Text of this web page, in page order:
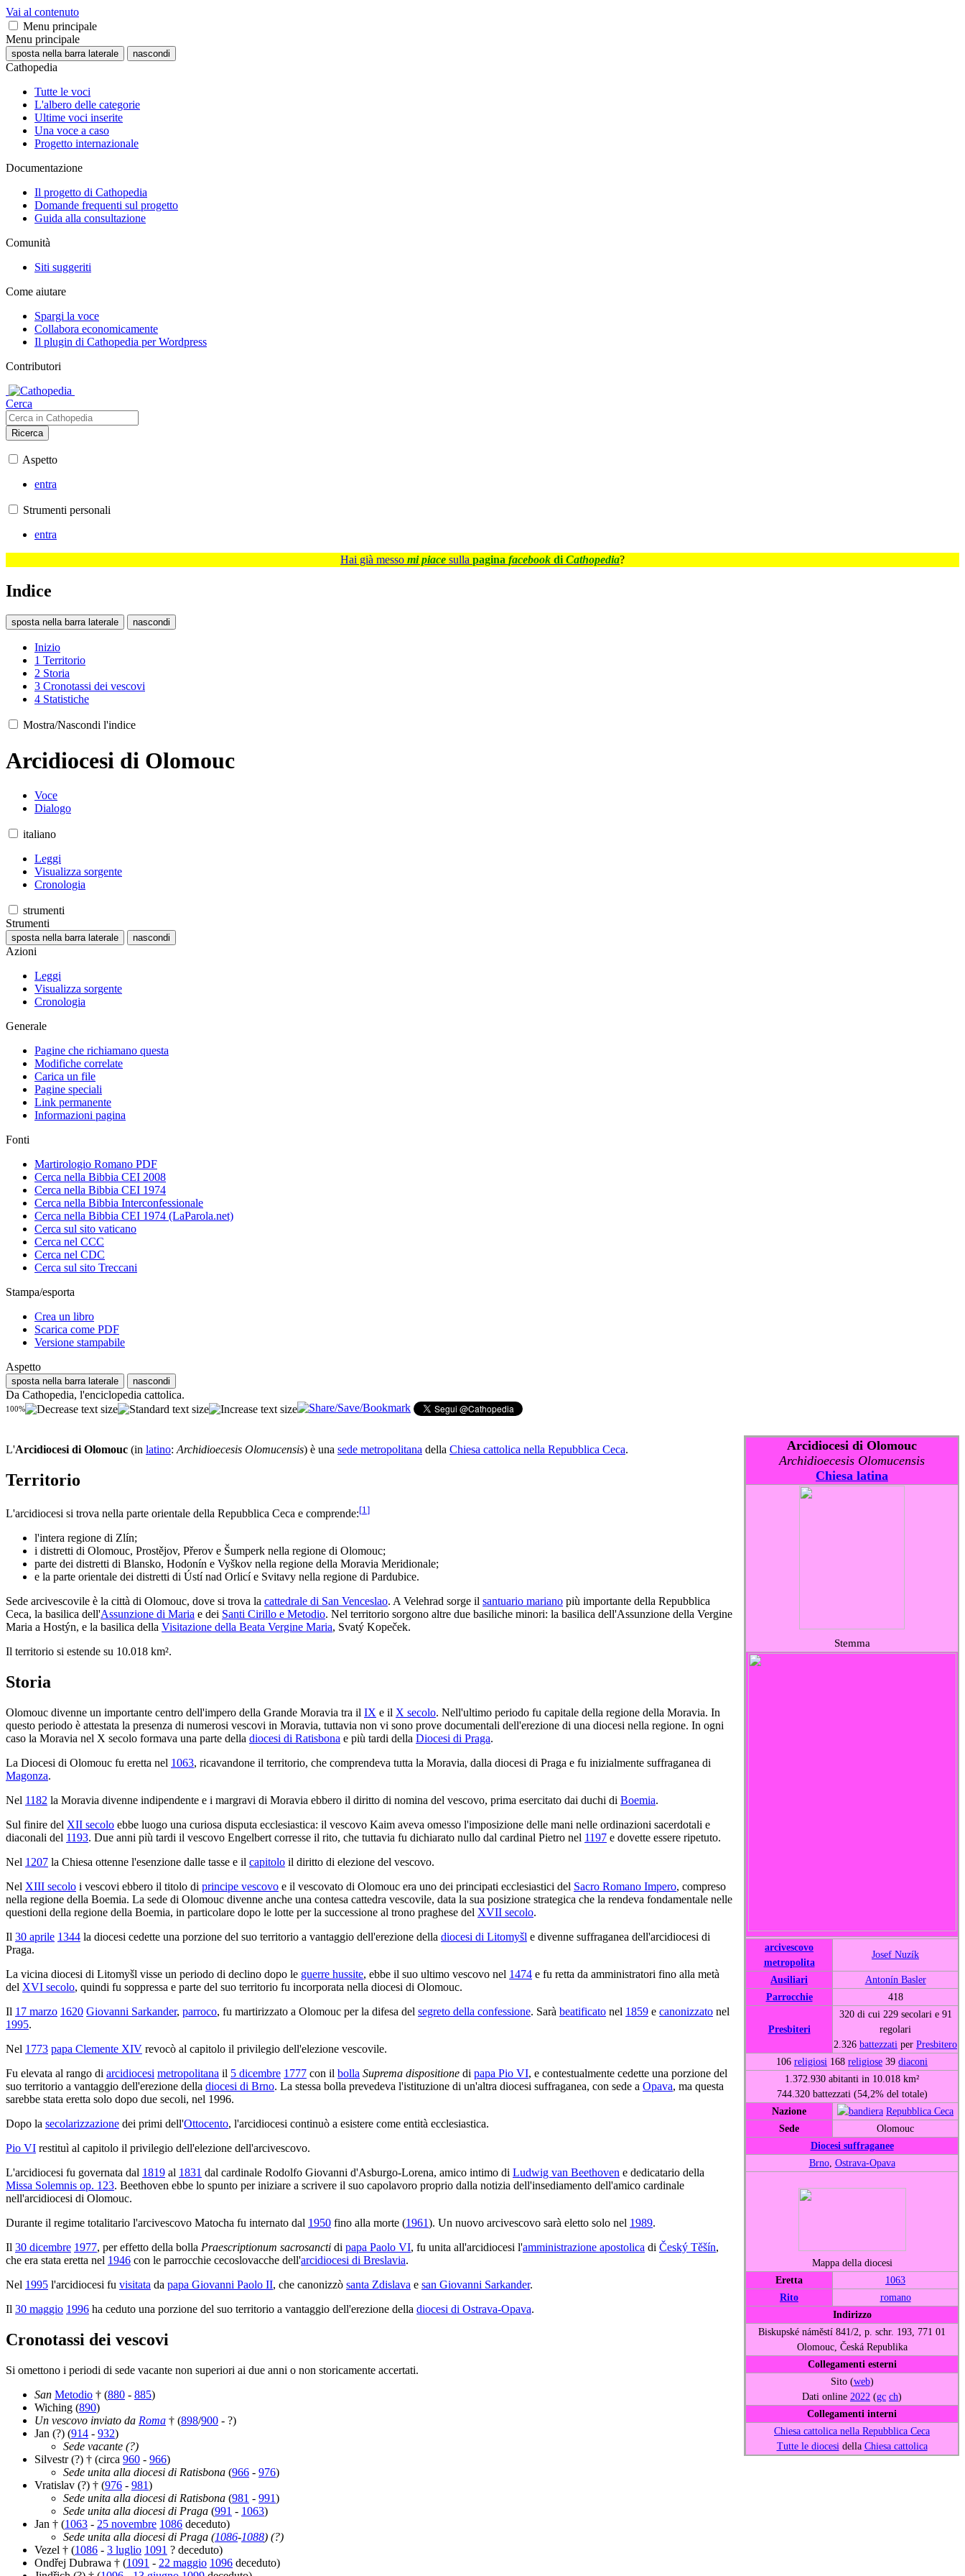
Vai al contenuto
Menu principale
Menu principale
sposta nella barra laterale nascondi
Cathopedia
Tutte le voci
L'albero delle categorie
Ultime voci inserite
Una voce a caso
Progetto internazionale
Documentazione
Il progetto di Cathopedia
Domande frequenti sul progetto
Guida alla consultazione
Comunità
Siti suggeriti
Come aiutare
Spargi la voce
Collabora economicamente
Il plugin di Cathopedia per Wordpress
Contributori
Cerca
Ricerca
Aspetto
entra
Strumenti personali
entra
Hai già messo mi piace sulla pagina facebook di Cathopedia?
Indice
sposta nella barra laterale nascondi
Inizio
1 Territorio
2 Storia
3 Cronotassi dei vescovi
4 Statistiche
Mostra/Nascondi l'indice
Arcidiocesi di Olomouc
Voce
Dialogo
italiano
Leggi
Visualizza sorgente
Cronologia
strumenti
Strumenti
sposta nella barra laterale nascondi
Azioni
Leggi
Visualizza sorgente
Cronologia
Generale
Pagine che richiamano questa
Modifiche correlate
Carica un file
Pagine speciali
Link permanente
Informazioni pagina
Fonti
Martirologio Romano PDF
Cerca nella Bibbia CEI 2008
Cerca nella Bibbia CEI 1974
Cerca nella Bibbia Interconfessionale
Cerca nella Bibbia CEI 1974 (LaParola.net)
Cerca sul sito vaticano
Cerca nel CCC
Cerca nel CDC
Cerca sul sito Treccani
Stampa/esporta
Crea un libro
Scarica come PDF
Versione stampabile
Aspetto
sposta nella barra laterale nascondi
Da Cathopedia, l'enciclopedia cattolica.
100%
Arcidiocesi di Olomouc
Archidioecesis Olomucensis
Chiesa latina
Stemma
arcivescovo
metropolita
Josef Nuzík
Ausiliari
Antonín Basler
Parrocchie
418
Presbiteri
320 di cui 229 secolari e 91
regolari
2.326 battezzati per Presbitero
106 religiosi 168 religiose 39 diaconi
1.372.930 abitanti in 10.018 km²
744.320 battezzati (54,2% del totale)
Nazione
Repubblica Ceca
Sede
Olomouc
Diocesi suffraganee
Brno, Ostrava-Opava
Mappa della diocesi
Eretta
1063
Rito
romano
Indirizzo
Biskupské náměstí 841/2, p. schr. 193, 771 01
Olomouc, Česká Republika
Collegamenti esterni
Sito (web)
Dati online 2022 (gc ch)
Collegamenti interni
Chiesa cattolica nella Repubblica Ceca
Tutte le diocesidella Chiesa cattolica
L'Arcidiocesi di Olomouc (in latino: Archidioecesis Olomucensis) è una sede metropolitana della Chiesa cattolica nella Repubblica Ceca.
Territorio
L'arcidiocesi si trova nella parte orientale della Repubblica Ceca e comprende:[1]
l'intera regione di Zlín;
i distretti di Olomouc, Prostějov, Přerov e Šumperk nella regione di Olomouc;
parte dei distretti di Blansko, Hodonín e Vyškov nella regione della Moravia Meridionale;
e la parte orientale dei distretti di Ústí nad Orlicí e Svitavy nella regione di Pardubice.
Sede arcivescovile è la città di Olomouc, dove si trova la cattedrale di San Venceslao. A Velehrad sorge il santuario mariano più importante della Repubblica
Ceca, la basilica dell'Assunzione di Maria e dei Santi Cirillo e Metodio. Nel territorio sorgono altre due basiliche minori: la basilica dell'Assunzione della Vergine
Maria a Hostýn, e la basilica della Visitazione della Beata Vergine Maria, Svatý Kopeček.
Il territorio si estende su 10.018 km².
Storia
Olomouc divenne un importante centro dell'impero della Grande Moravia tra il IX e il X secolo. Nell'ultimo periodo fu capitale della regione della Moravia. In
questo periodo è attestata la presenza di numerosi vescovi in Moravia, tuttavia non vi sono prove documentali dell'erezione di una diocesi nella regione. In ogni
caso la Moravia nel X secolo formava una parte della diocesi di Ratisbona e più tardi della Diocesi di Praga.
La Diocesi di Olomouc fu eretta nel 1063, ricavandone il territorio, che comprendeva tutta la Moravia, dalla diocesi di Praga e fu inizialmente suffraganea di
Magonza.
Nel 1182 la Moravia divenne indipendente e i margravi di Moravia ebbero il diritto di nomina del vescovo, prima esercitato dai duchi di Boemia.
Sul finire del XII secolo ebbe luogo una curiosa disputa ecclesiastica: il vescovo Kaim aveva omesso l'imposizione delle mani nelle ordinazioni sacerdotali e
diaconali del 1193. Due anni più tardi il vescovo Engelbert corresse il rito, che tuttavia fu dichiarato nullo dal cardinal Pietro nel 1197 e dovette essere ripetuto.
Nel 1207 la Chiesa ottenne l'esenzione dalle tasse e il capitolo il diritto di elezione del vescovo.
Nel XIII secolo i vescovi ebbero il titolo di principe vescovo e il vescovato di Olomouc era uno dei principati ecclesiastici del Sacro Romano Impero, compreso
nella regione della Boemia. La sede di Olomouc divenne anche una contesa cattedra vescovile, data la sua posizione strategica che la rendeva fondamentale nelle
questioni della regione della Boemia, in particolare dopo le lotte per la successione al trono praghese del XVII secolo.
Il 30 aprile 1344 la diocesi cedette una porzione del suo territorio a vantaggio dell'erezione della diocesi di Litomyšl e divenne suffraganea dell'arcidiocesi di
Praga.
La vicina diocesi di Litomyšl visse un periodo di declino dopo le guerre hussite, ebbe il suo ultimo vescovo nel 1474 e fu retta da amministratori fino alla metà
del XVI secolo, quindi fu soppressa e parte del suo territorio fu incorporata nella diocesi di Olomouc.
Il 17 marzo 1620 Giovanni Sarkander, parroco, fu martirizzato a Olomouc per la difesa del segreto della confessione. Sarà beatificato nel 1859 e canonizzato nel
1995.
Nel 1773 papa Clemente XIV revocò al capitolo il privilegio dell'elezione vescovile.
Fu elevata al rango di arcidiocesi metropolitana il 5 dicembre 1777 con il bolla Suprema dispositione di papa Pio VI, e contestualmente cedette una porzione del
suo territorio a vantaggio dell'erezione della diocesi di Brno. La stessa bolla prevedeva l'istituzione di un'altra diocesi suffraganea, con sede a Opava, ma questa
sarebbe stata eretta solo dopo due secoli, nel 1996.
Dopo la secolarizzazione dei primi dell'Ottocento, l'arcidiocesi continuò a esistere come entità ecclesiastica.
Pio VI restituì al capitolo il privilegio dell'elezione dell'arcivescovo.
L'arcidiocesi fu governata dal 1819 al 1831 dal cardinale Rodolfo Giovanni d'Asburgo-Lorena, amico intimo di Ludwig van Beethoven e dedicatario della
Missa Solemnis op. 123. Beethoven ebbe lo spunto per iniziare a scrivere il suo capolavoro proprio dalla notizia dell'insediamento dell'amico cardinale
nell'arcidiocesi di Olomouc.
Durante il regime totalitario l'arcivescovo Matocha fu internato dal 1950 fino alla morte (1961). Un nuovo arcivescovo sarà eletto solo nel 1989.
Il 30 dicembre 1977, per effetto della bolla Praescriptionum sacrosancti di papa Paolo VI, fu unita all'arcidiocesi l'amministrazione apostolica di Český Těšín,
che era stata eretta nel 1946 con le parrocchie cecoslovacche dell'arcidiocesi di Breslavia.
Nel 1995 l'arcidiocesi fu visitata da papa Giovanni Paolo II, che canonizzò santa Zdislava e san Giovanni Sarkander.
Il 30 maggio 1996 ha ceduto una porzione del suo territorio a vantaggio dell'erezione della diocesi di Ostrava-Opava.
Cronotassi dei vescovi
Si omettono i periodi di sede vacante non superiori ai due anni o non storicamente accertati.
San Metodio † (880 - 885)
Wiching (890)
Un vescovo inviato da Roma † (898/900 - ?)
Jan (?) (914 - 932)
Sede vacante (?)
Silvestr (?) † (circa 960 - 966)
Sede unita alla diocesi di Ratisbona (966 - 976)
Vratislav (?) † (976 - 981)
Sede unita alla diocesi di Ratisbona (981 - 991)
Sede unita alla diocesi di Praga (991 - 1063)
Jan † (1063 - 25 novembre 1086 deceduto)
Sede unita alla diocesi di Praga (1086-1088) (?)
Vezel † (1086 - 3 luglio 1091 ? deceduto)
Ondřej Dubrawa † (1091 - 22 maggio 1096 deceduto)